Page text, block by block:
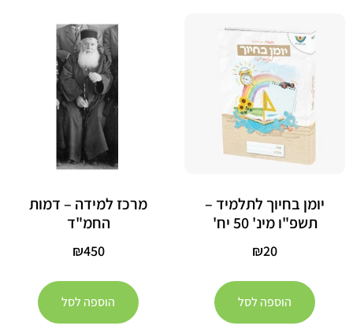
יומן בחיוך לתלמיד –
תשפ"ו מינ' 50 יח'
₪20
הוספה לסל
מרכז למידה – דמות
החמ"ד
₪450
הוספה לסל